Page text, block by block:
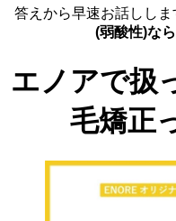
答えから早速お話しし
(弱酸性)な
エノアで扱
毛矯正